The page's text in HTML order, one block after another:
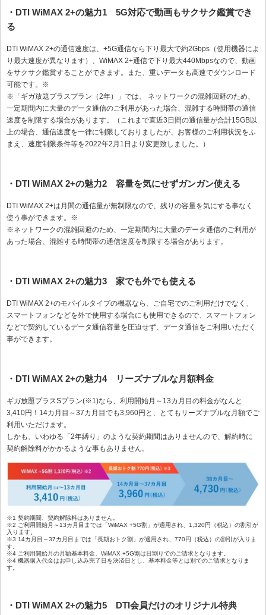
・DTI WiMAX 2+の魅力1 5G対応で動画もサクサク鑑賞でき
る
DTI WiMAX 2+の通信速度は、+5G通信なら下り最大で約2Gbps（使用機器によ
り最大速度が異なります）、WiMAX 2+通信で下り最大440Mbpsなので、動画
をサクサク鑑賞することができます。また、重いデータも高速でダウンロード
可能です。※
※「ギガ放題プラスプラン（2年）」では、 ネットワークの混雑回避のため、
一定期間内に大量のデータ通信のご利用があった場合、混雑する時間帯の通信
速度を制限する場合があります。（これまで直近3日間の通信量が合計15GB以
上の場合、通信速度を一律に制限しておりましたが、お客様のご利用状況をふ
まえ、速度制限条件等を2022年2月1日より変更致しました。）
・DTI WiMAX 2+の魅力2 容量を気にせずガンガン使える
DTI WiMAX 2+は月間の通信量が無制限なので、残りの容量を気にする事なく
使う事ができます。※
※ネットワークの混雑回避のため、一定期間内に大量のデータ通信のご利用が
あった場合、混雑する時間帯の通信速度を制限する場合があります。
・DTI WiMAX 2+の魅力3 家でも外でも使える
DTI WiMAX 2+のモバイルタイプの機器なら、ご自宅でのご利用だけでなく、
スマートフォンなどを外で使用する場合にも使用できるので、スマートフォン
などで契約しているデータ通信容量を圧迫せず、データ通信をご利用いただく
事ができます。
・DTI WiMAX 2+の魅力4 リーズナブルな月額料金
ギガ放題プラスSプラン(※1)なら、利用開始月～13カ月目の料金がなんと
3,410円！14カ月目～37カ月目でも3,960円と、とてもリーズナブルな月額でご
利用いただけます。
しかも、いわゆる「2年縛り」のような契約期間はありませんので、解約時に
契約解除料がかかるような事もありません。
※1 契約期間、契約解除料はありません。
※2 ご利用開始月～13カ月目までは「WiMAX +5G割」が適用され、1,320円（税込）の割引が
入ります。
※3 14カ月目～37カ月目までは「長期おトク割」が適用され、770円（税込）の割引が入りま
す。
※4 ご利用開始月の月額基本料金、WiMAX +5G割は日割りでのご請求となります。
※4 機器購入代金はお申し込み完了日を決済日とし、基本料金等とは別でのご請求となりま
す。
・DTI WiMAX 2+の魅力5 DTI会員だけのオリジナル特典